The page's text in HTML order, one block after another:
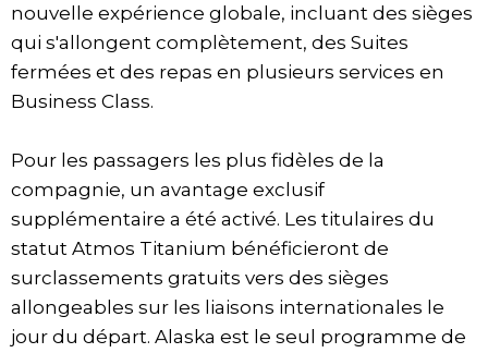
nouvelle expérience globale, incluant des sièges
qui s'allongent complètement, des Suites
fermées et des repas en plusieurs services en
Business Class.
Pour les passagers les plus fidèles de la
compagnie, un avantage exclusif
supplémentaire a été activé. Les titulaires du
statut Atmos Titanium bénéficieront de
surclassements gratuits vers des sièges
allongeables sur les liaisons internationales le
jour du départ. Alaska est le seul programme de